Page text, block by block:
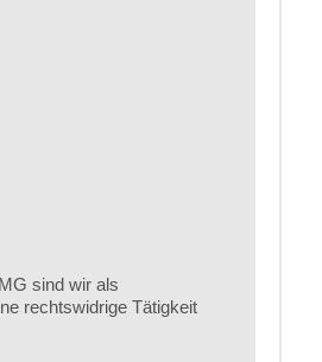
sind wir als
rechtswidrige Tätigkeit